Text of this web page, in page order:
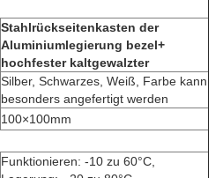
Stahlrückseitenkasten der
Aluminiumlegierung bezel+
hochfester kaltgewalzter
Silber, Schwarzes, Weiß, Farbe kann
besonders angefertigt werden
100×100mm
Funktionieren: -10 zu 60°C,